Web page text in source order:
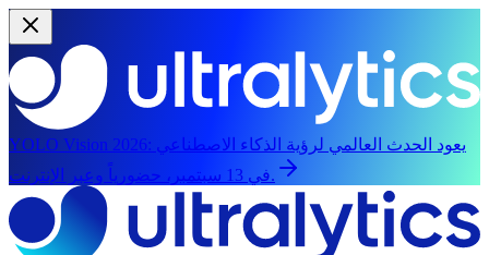
YOLO Vision 2026: يعود الحدث العالمي لرؤية الذكاء الاصطناعي
في 13 سبتمبر، حضورياً وعبر الإنترنت.